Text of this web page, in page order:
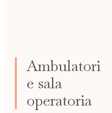
Ambulatori
e sala
operatoria